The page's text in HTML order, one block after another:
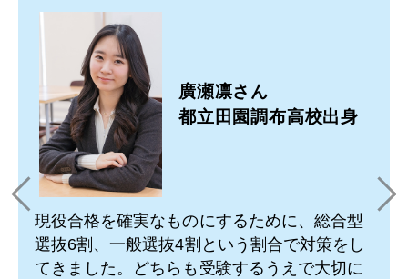
廣瀬凛さん
都立田園調布高校出身
現役合格を確実なものにするために、総合型
選抜6割、一般選抜4割という割合で対策をし
てきました。どちらも受験するうえで大切に